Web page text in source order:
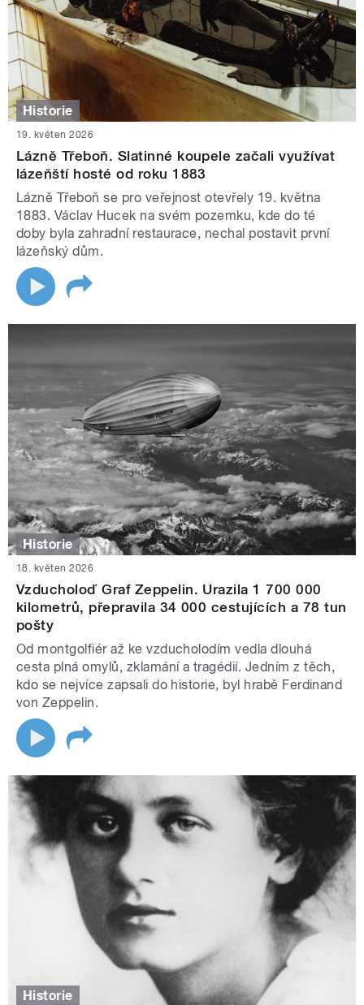
Historie
19. květen 2026
Lázně Třeboň. Slatinné koupele začali využívat
lázeňští hosté od roku 1883
Lázně Třeboň se pro veřejnost otevřely 19. května
1883. Václav Hucek na svém pozemku, kde do té
doby byla zahradní restaurace, nechal postavit první
lázeňský dům.
Historie
18. květen 2026
Vzducholoď Graf Zeppelin. Urazila 1 700 000
kilometrů, přepravila 34 000 cestujících a 78 tun
pošty
Od montgolfiér až ke vzducholodím vedla dlouhá
cesta plná omylů, zklamání a tragédií. Jedním z těch,
kdo se nejvíce zapsali do historie, byl hrabě Ferdinand
von Zeppelin.
Historie